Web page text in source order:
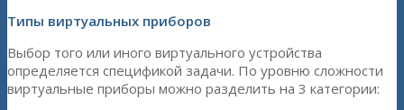
Типы виртуальных приборов
Выбор того или иного виртуального устройства
определяется спецификой задачи. По уровню сложности
виртуальные приборы можно разделить на 3 категории: